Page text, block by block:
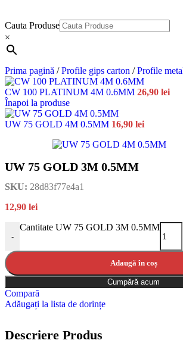
Cauta Produse
×
Prima pagină / Profile gips carton / Profile
CW 100 PLATINUM 4M 0.6MM 26,90 lei
Înapoi la produse
UW 75 GOLD 4M 0.5MM 16,90 lei
UW 75 GOLD 3M 0.5MM
SKU: 28d83f77e4a1
12,90 lei
-
Cantitate UW 75 GOLD 3M 0.5MM
Adaugă în coș
Cumpără acum
Compară
Adăugați la lista de dorințe
Descriere Produs